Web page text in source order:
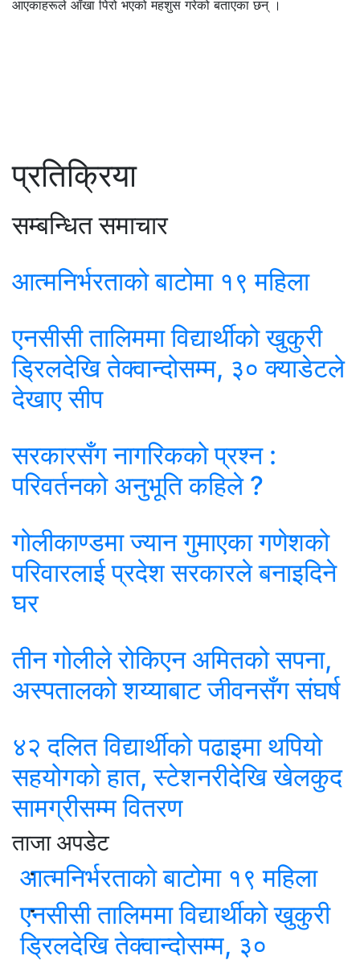
आएकाहरूले आँखा पिरो भएको महशुस गरेको बताएका छन् ।
प्रतिक्रिया
सम्बन्धित समाचार
आत्मनिर्भरताको बाटोमा १९ महिला
एनसीसी तालिममा विद्यार्थीको खुकुरी
ड्रिलदेखि तेक्वान्दोसम्म, ३० क्याडेटले
देखाए सीप
सरकारसँग नागरिकको प्रश्न :
परिवर्तनको अनुभूति कहिले ?
गोलीकाण्डमा ज्यान गुमाएका गणेशको
परिवारलाई प्रदेश सरकारले बनाइदिने
घर
तीन गोलीले रोकिएन अमितको सपना,
अस्पतालको शय्याबाट जीवनसँग संघर्ष
४२ दलित विद्यार्थीको पढाइमा थपियो
सहयोगको हात, स्टेशनरीदेखि खेलकुद
सामग्रीसम्म वितरण
ताजा अपडेट
आत्मनिर्भरताको बाटोमा १९ महिला
एनसीसी तालिममा विद्यार्थीको खुकुरी
ड्रिलदेखि तेक्वान्दोसम्म, ३०